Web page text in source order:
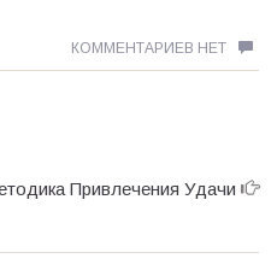
КОММЕНТАРИЕВ НЕТ
Привлечения Удачи